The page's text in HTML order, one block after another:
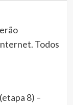
Todos
8) –